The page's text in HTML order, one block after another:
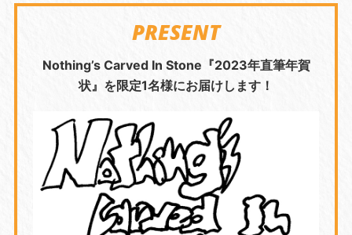
PRESENT
Nothing’s Carved In Stone『2023年直筆年賀
状』を限定1名様にお届けします！